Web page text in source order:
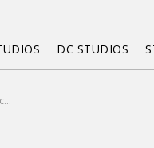
DC STUDIOS